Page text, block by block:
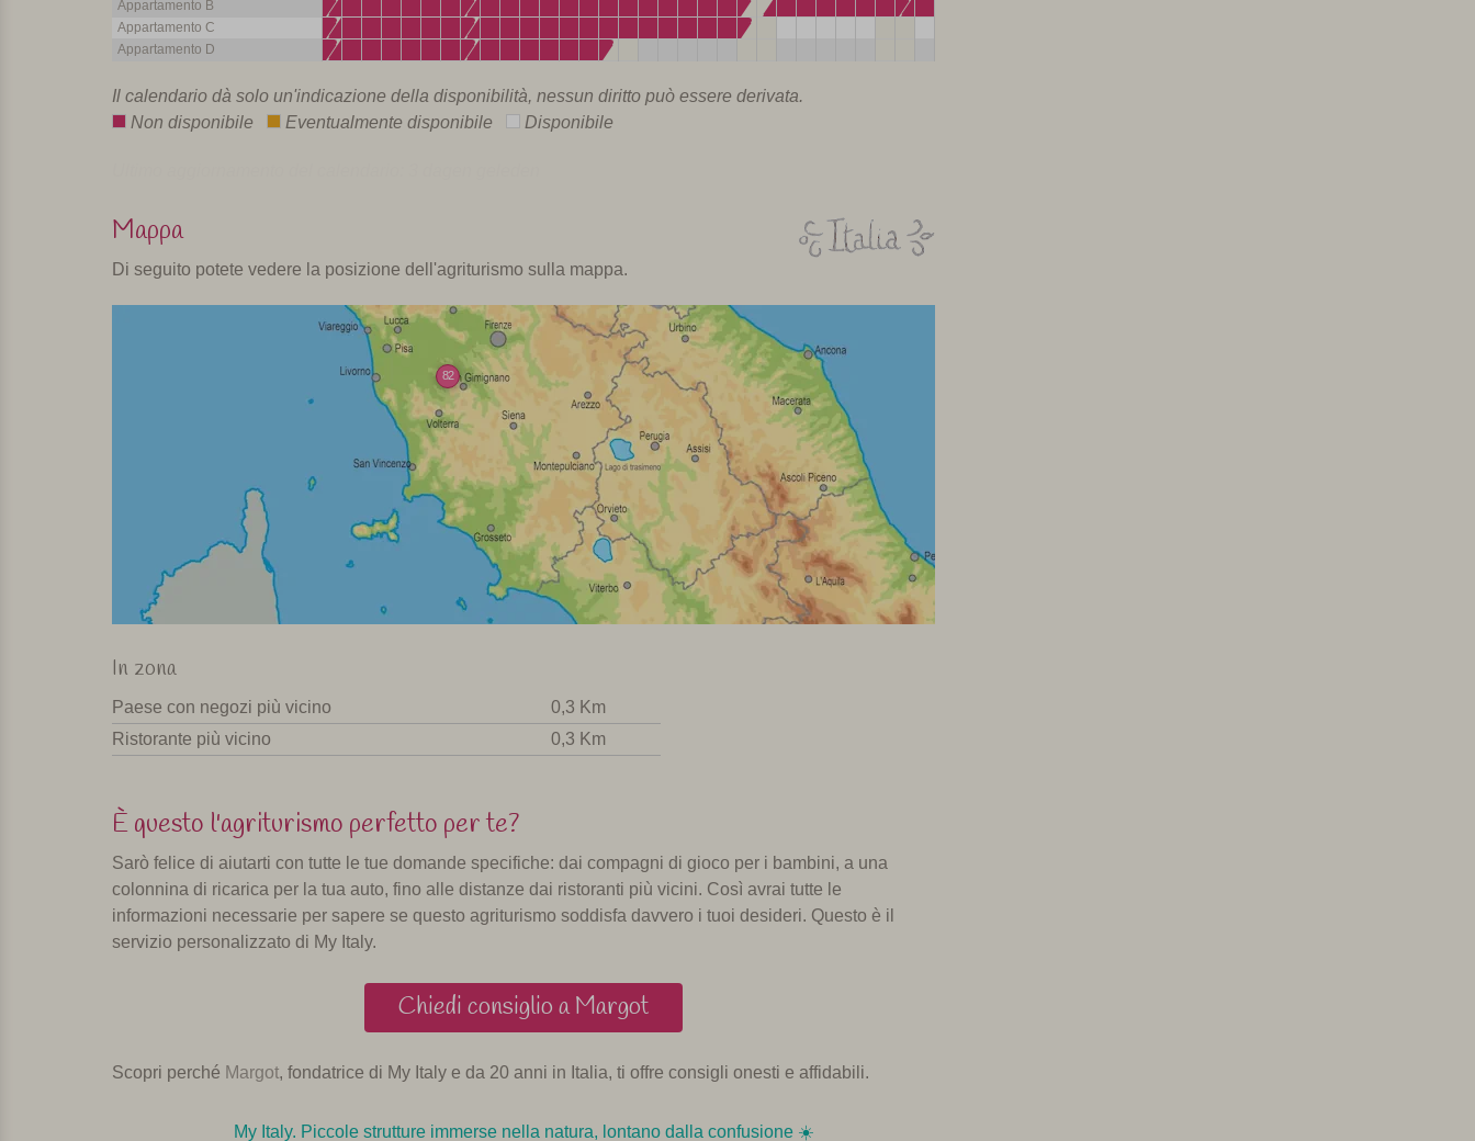
Appartamento B
Appartamento C
Appartamento D
Il calendario dà solo un'indicazione della disponibilità, nessun diritto può essere derivata.
Non disponibile
Eventualmente disponibile Disponibile
Mappa
Di seguito potete vedere la posizione dell'agriturismo sulla mappa.
82
In zona
Paese con negozi più vicino
0,3 Km
Ristorante più vicino
0,3 Km
È questo l'agriturismo perfetto per te?
Sarò felice di aiutarti con tutte le tue domande specifiche: dai compagni di gioco per i bambini, a una
colonnina di ricarica per la tua auto, fino alle distanze dai ristoranti più vicini. Così avrai tutte le
informazioni necessarie per sapere se questo agriturismo soddisfa davvero i tuoi desideri. Questo è il
servizio personalizzato di My Italy.
Chiedi consiglio a Margot
Scopri perché Margot, fondatrice di My Italy e da 20 anni in Italia, ti offre consigli onesti e affidabili.
My Italy. Piccole strutture immerse nella natura, lontano dalla confusione ☀️️️